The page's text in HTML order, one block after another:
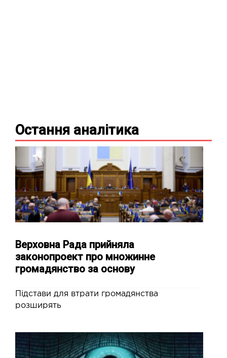
Остання аналітика
Верховна Рада прийняла
законопроект про множинне
громадянство за основу
Підстави для втрати громадянства
розширять